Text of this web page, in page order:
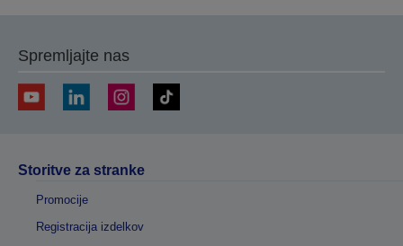
Z vami bomo stopili v stik v naslednjih nekaj
Spremljajte nas
Storitve za stranke
Promocije
Registracija izdelkov